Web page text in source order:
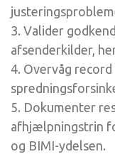
3. Valider
afsenderkilder,
4. Overvåg
5. Dokumenter
afhjælpningstrin
og BIMI-ydelsen.